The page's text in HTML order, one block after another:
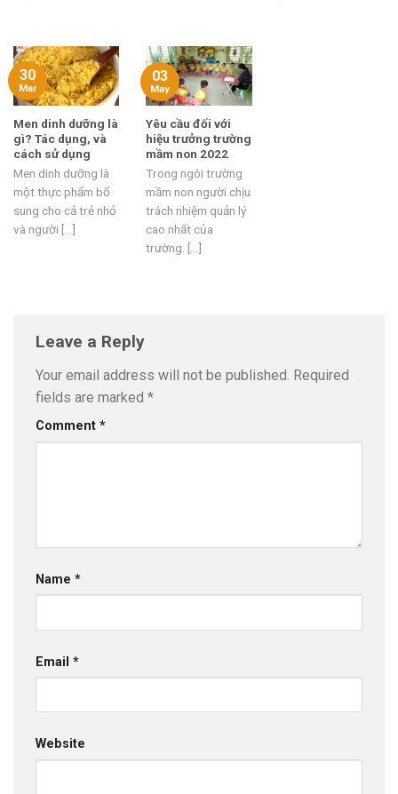
Men dinh dưỡng là
gì? Tác dụng, và
cách sử dụng
Men dinh dưỡng là
một thực phẩm bổ
sung cho cả trẻ nhỏ
và người [...]
30
Mar
Yêu cầu đối với
hiệu trưởng trường
mầm non 2022
Trong ngôi trường
mầm non người chịu
trách nhiệm quản lý
cao nhất của
trường. [...]
03
May
Leave a Reply
Your email address will not be published. Required
fields are marked *
Comment *
Name *
Email *
Website